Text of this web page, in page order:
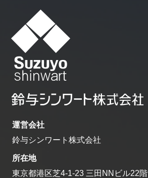
運営会社
鈴与シンワート株式会社
所在地
東京都港区芝4-1-23 三田NNビル22階